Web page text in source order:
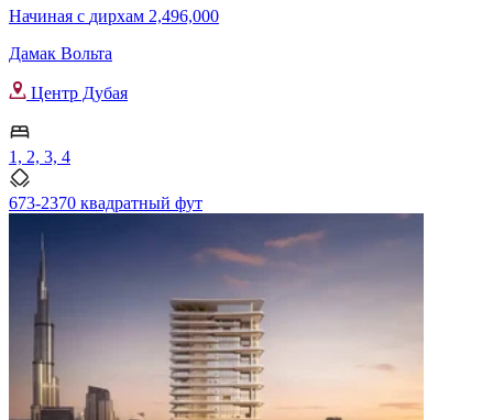
Начиная с дирхам 2,496,000
Дамак Вольта
Центр Дубая
1, 2, 3, 4
673-2370 квадратный фут